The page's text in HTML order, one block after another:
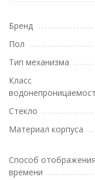
Бренд
Пол
Тип механизма
Класс
Стекло
Материал корпуса
Способ отображения
времени